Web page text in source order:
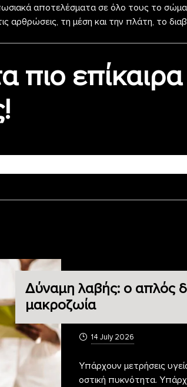
αποτελέσματα σε όλο τους το
αρθρώσεις, τη μέση και την πλάτη, το
πιο
Δύναμη λαβής: ο απλός
μακροζωία
14 July 2026
Υπάρχουν μετρήσεις
οστική πυκνότητα.